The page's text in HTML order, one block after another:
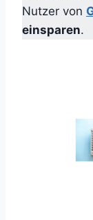
Nutzer von
einsparen.